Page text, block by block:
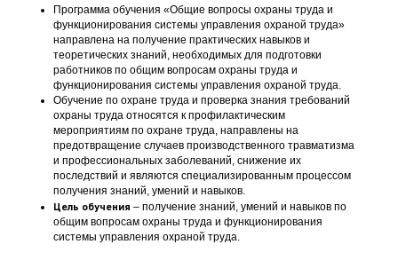
Программа обучения «Общие вопросы охраны труда и
функционирования системы управления охраной труда»
направлена на получение практических навыков и
теоретических знаний, необходимых для подготовки
работников по общим вопросам охраны труда и
функционирования системы управления охраной труда.
Обучение по охране труда и проверка знания требований
охраны труда относятся к профилактическим
мероприятиям по охране труда, направлены на
предотвращение случаев производственного травматизма
и профессиональных заболеваний, снижение их
последствий и являются специализированным процессом
получения знаний, умений и навыков.
Цель обучения – получение знаний, умений и навыков по
общим вопросам охраны труда и функционирования
системы управления охраной труда.